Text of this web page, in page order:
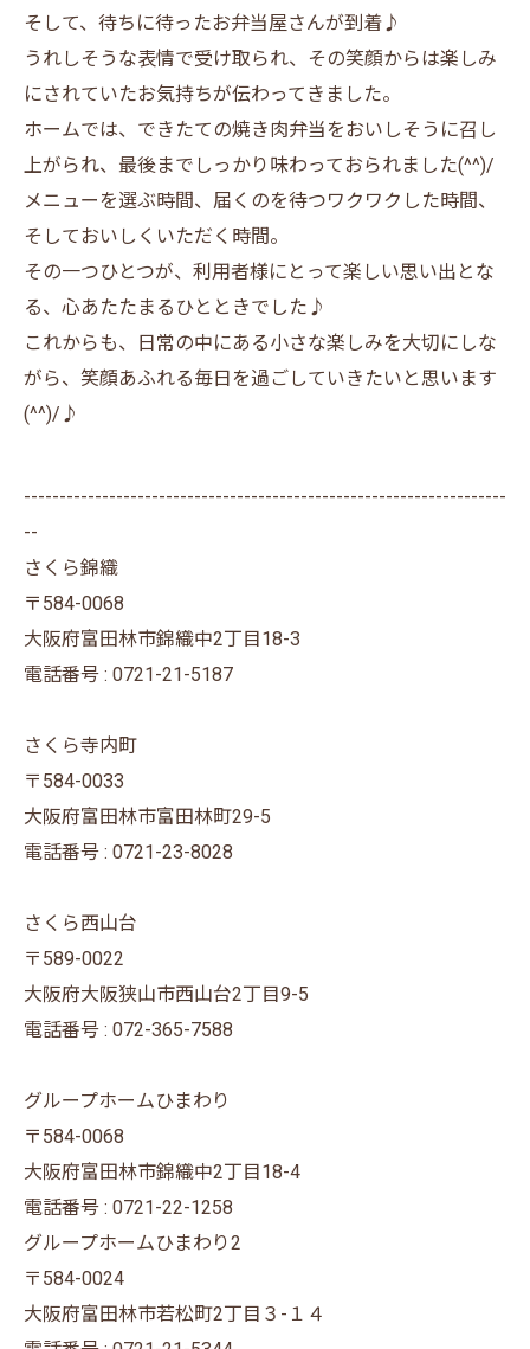
そして、待ちに待ったお弁当屋さんが到着♪
うれしそうな表情で受け取られ、その笑顔からは楽しみ
にされていたお気持ちが伝わってきました。
ホームでは、できたての焼き肉弁当をおいしそうに召し
上がられ、最後までしっかり味わっておられました(^^)/
メニューを選ぶ時間、届くのを待つワクワクした時間、
そしておいしくいただく時間。
その一つひとつが、利用者様にとって楽しい思い出とな
る、心あたたまるひとときでした♪
これからも、日常の中にある小さな楽しみを大切にしな
がら、笑顔あふれる毎日を過ごしていきたいと思います
(^^)/♪
--------------------------------------------------------------------
--
さくら錦織
〒584-0068
大阪府富田林市錦織中2丁目18-3
電話番号 : 0721-21-5187
さくら寺内町
〒584-0033
大阪府富田林市富田林町29-5
電話番号 : 0721-23-8028
さくら西山台
〒589-0022
大阪府大阪狭山市西山台2丁目9-5
電話番号 : 072-365-7588
グループホームひまわり
〒584-0068
大阪府富田林市錦織中2丁目18-4
電話番号 : 0721-22-1258
グループホームひまわり2
〒584-0024
大阪府富田林市若松町2丁目３-１４